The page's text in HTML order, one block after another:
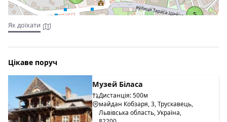
У готелі працює фітнес-центр. Серед інших зручностей
5
Як доїхати
Цікаве поруч
Музей Біласа
Дистанція: 500м
майдан Кобзаря, 3, Трускавець,
Львівська область, Україна,